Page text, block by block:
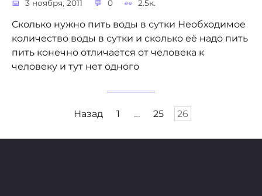
3 ноября, 2011 0 2.5к.
Сколько нужно пить воды в сутки Необходимое
количество воды в сутки и сколько её надо пить
пить конечно отличается от человека к
человеку и тут нет одного
Назад 1 … 25 26